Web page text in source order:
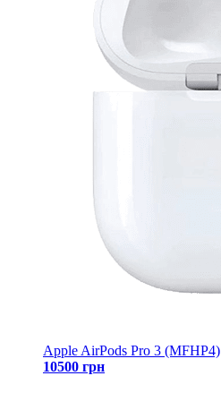
Apple AirPods Pro 3 (MFHP4)
10500 грн